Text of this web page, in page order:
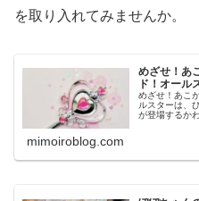
を取り入れてみませんか。
めざせ！あ
ド！オール
めざせ！あこ
ルスターは、
が登場するか
mimoiroblog.com